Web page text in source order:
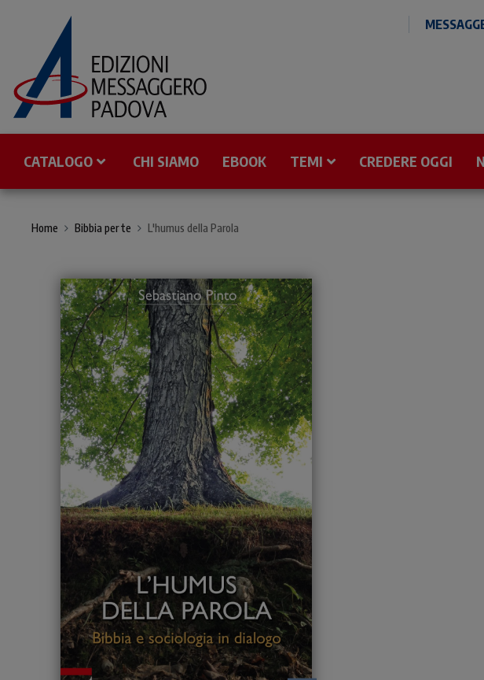
CATALOGO CHI SIAMO EBOOK TEMI CREDERE OGGI
Home Bibbia per te L'humus della Parola